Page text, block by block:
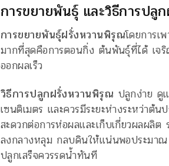
การขยายพันธุ์ และวิธีการปลู
การขยายพันธุ์ฝรั่งหวานพิรุณโดยการเ
มากที่สุดคือการตอนกิ่ง ต้นพันธุ์ที่ได้ เจ
ออกผลเร็ว
วิธีการปลูกฝรั่งหวานพิรุณ ปลูกง่าย ดู
เซนติเมตร และควรมีระยะห่างระหว่าต้
สะดวกต่อการห่อผลและเก็บเกี่ยวผลผ
ลงกลางหลุม กลบดินให้แน่นพอประมา
ปลูกเสร็จควรรดน้ำทันที